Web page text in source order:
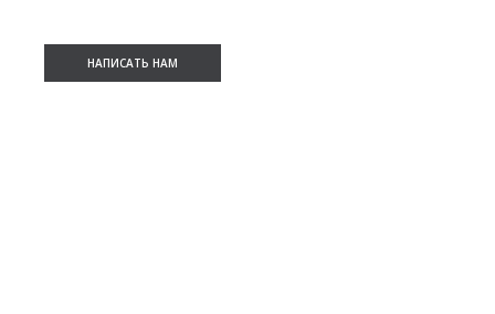
НАПИСАТЬ НАМ